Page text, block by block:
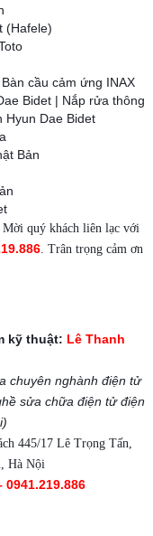
(Hafele)
cầu cảm ứng INAX
Bidet | Nắp rửa thông
Hyun Dae Bidet
Bản
Mời quý khách liên lạc với
Trân trọng cảm ơn
kỹ thuật: Lê Thanh
chuyên nghành điện tử
sửa chữa điện tử điện
445/17 Lê Trọng Tấn,
Hà Nội
0941.219.886